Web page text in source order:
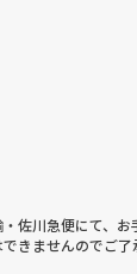
佐川急便にて、お
きませんのでご了